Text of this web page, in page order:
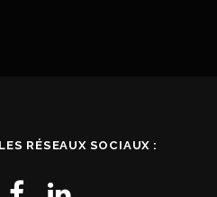
RÉSEAUX SOCIAUX :